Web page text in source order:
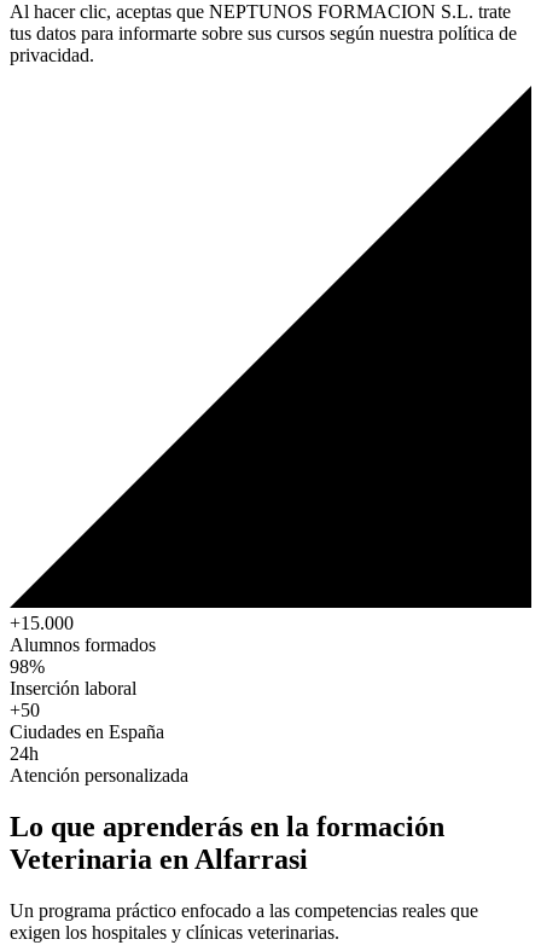
Al hacer clic, aceptas que NEPTUNOS FORMACION S.L. trate
tus datos para informarte sobre sus cursos según nuestra política de
privacidad.
+15.000
Alumnos formados
98%
Inserción laboral
+50
Ciudades en España
24h
Atención personalizada
Lo que aprenderás en la formación
Veterinaria en Alfarrasi
Un programa práctico enfocado a las competencias reales que
exigen los hospitales y clínicas veterinarias.